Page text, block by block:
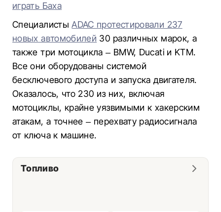
играть Баха
СпециалистыADAC протестировали 237
новых автомобилей 30 различных марок, а
также три мотоцикла – BMW, Ducati и KTM.
Все они оборудованы системой
бесключевого доступа и запуска двигателя.
Оказалось, что 230 из них, включая
мотоциклы, крайне уязвимыми к хакерским
атакам, а точнее – перехвату радиосигнала
от ключа к машине.
Топливо